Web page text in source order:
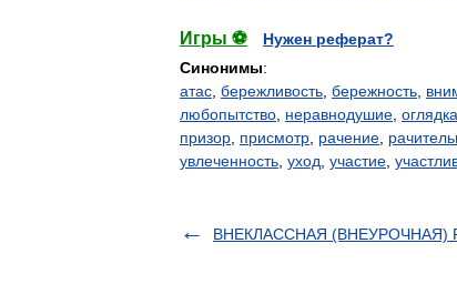
Игры ⚽
Нужен реферат?
Синонимы:
атас бережливость бережность
любопытство неравнодушие оглядка
призор присмотр рачение
увлеченность уход участие
ВНЕКЛАССНАЯ (ВНЕУРОЧНАЯ)